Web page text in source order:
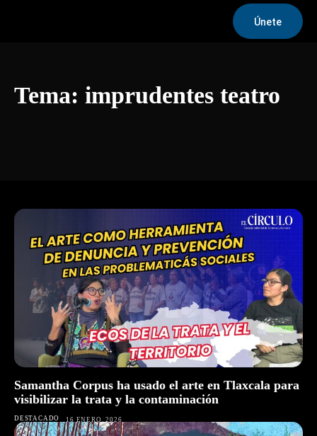
Únete
Tema: imprudentes teatro
Samantha Corpus ha usado el arte en Tlaxcala para
visibilizar la trata y la contaminación
DESTACADO 16 ENERO, 2026